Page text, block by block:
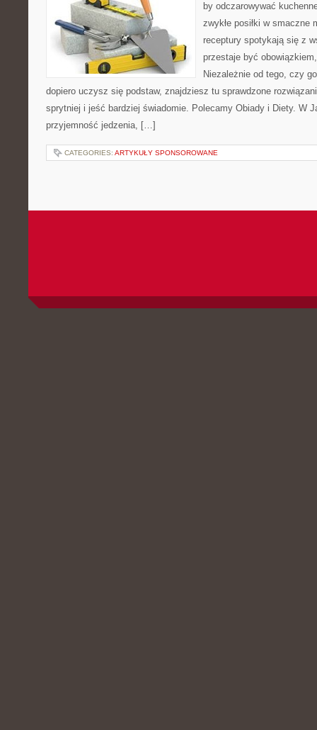
by odczarowywać
zwykłe posiłki w smaczne
receptury spotykają się z
przestaje być
Niezależnie od tego, czy
dopiero uczysz się podstaw, znajdziesz tu sprawdzone
sprytniej i jeść bardziej świadomie. Polecamy Obiady i Diety. W
przyjemność jedzenia, […]
CATEGORIES: ARTYKUŁY SPONSOROWANE